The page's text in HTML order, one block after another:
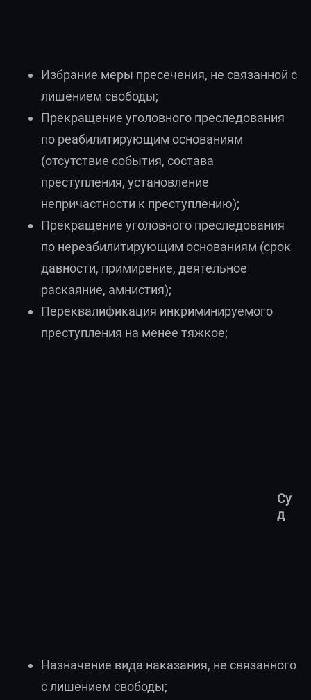
Избрание меры пресечения, не связанной с
лишением свободы;
Прекращение уголовного преследования
по реабилитирующим основаниям
(отсутствие события, состава
преступления, установление
непричастности к преступлению);
Прекращение уголовного преследования
по нереабилитирующим основаниям (срок
давности, примирение, деятельное
раскаяние, амнистия);
Переквалификация инкриминируемого
преступления на менее тяжкое;
Су
д
Назначение вида наказания, не связанного
с лишением свободы;